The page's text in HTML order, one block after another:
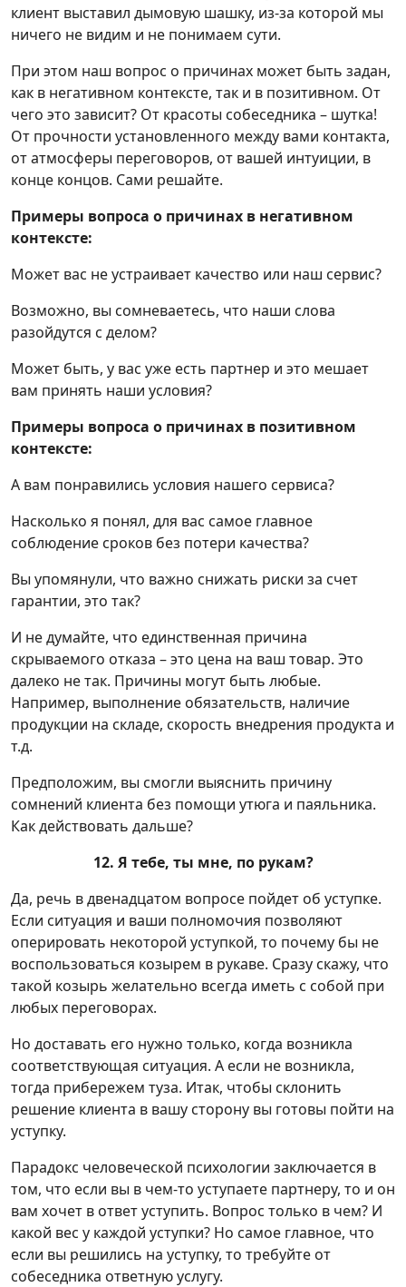
клиент выставил дымовую шашку, из-за которой мы
ничего не видим и не понимаем сути.
При этом наш вопрос о причинах может быть задан,
как в негативном контексте, так и в позитивном. От
чего это зависит? От красоты собеседника – шутка!
От прочности установленного между вами контакта,
от атмосферы переговоров, от вашей интуиции, в
конце концов. Сами решайте.
Примеры вопроса о причинах в негативном
контексте:
Может вас не устраивает качество или наш сервис?
Возможно, вы сомневаетесь, что наши слова
разойдутся с делом?
Может быть, у вас уже есть партнер и это мешает
вам принять наши условия?
Примеры вопроса о причинах в позитивном
контексте:
А вам понравились условия нашего сервиса?
Насколько я понял, для вас самое главное
соблюдение сроков без потери качества?
Вы упомянули, что важно снижать риски за счет
гарантии, это так?
И не думайте, что единственная причина
скрываемого отказа – это цена на ваш товар. Это
далеко не так. Причины могут быть любые.
Например, выполнение обязательств, наличие
продукции на складе, скорость внедрения продукта и
т.д.
Предположим, вы смогли выяснить причину
сомнений клиента без помощи утюга и паяльника.
Как действовать дальше?
12. Я тебе, ты мне, по рукам?
Да, речь в двенадцатом вопросе пойдет об уступке.
Если ситуация и ваши полномочия позволяют
оперировать некоторой уступкой, то почему бы не
воспользоваться козырем в рукаве. Сразу скажу, что
такой козырь желательно всегда иметь с собой при
любых переговорах.
Но доставать его нужно только, когда возникла
соответствующая ситуация. А если не возникла,
тогда прибережем туза. Итак, чтобы склонить
решение клиента в вашу сторону вы готовы пойти на
уступку.
Парадокс человеческой психологии заключается в
том, что если вы в чем-то уступаете партнеру, то и он
вам хочет в ответ уступить. Вопрос только в чем? И
какой вес у каждой уступки? Но самое главное, что
если вы решились на уступку, то требуйте от
собеседника ответную услугу.